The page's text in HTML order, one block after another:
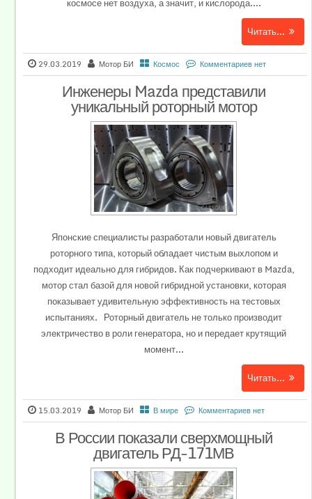
Читать...
29.03.2019 Мотор БИ Космос Комментариев нет
Инженеры Mazda представили
уникальный роторный мотор
Японские специалисты разработали новый двигатель
роторного типа, который обладает чистым выхлопом и
подходит идеально для гибридов. Как подчеркивают в Mazda,
мотор стал базой для новой гибридной установки, которая
показывает удивительную эффективность на тестовых
испытаниях. Роторный двигатель не только производит
электричество в роли генератора, но и передает крутящий
момент...
Читать...
15.03.2019 Мотор БИ В мире Комментариев нет
В России показали сверхмощный
двигатель РД-171МВ